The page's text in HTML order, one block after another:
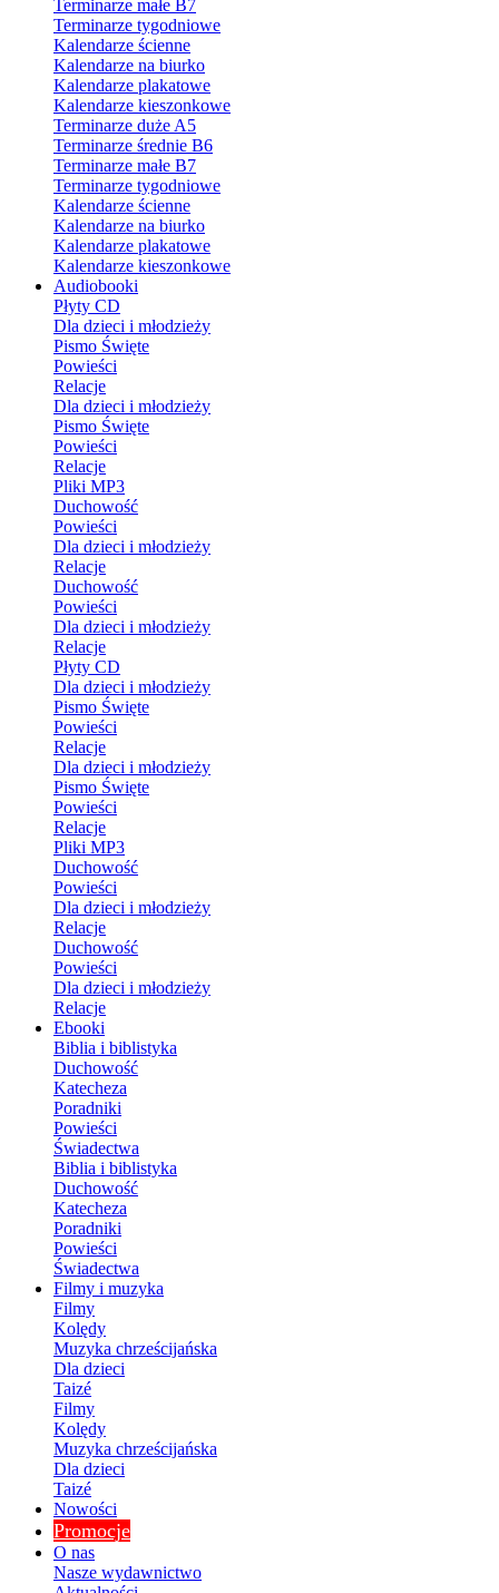
Terminarze małe B7
Terminarze tygodniowe
Kalendarze ścienne
Kalendarze na biurko
Kalendarze plakatowe
Kalendarze kieszonkowe
Terminarze duże A5
Terminarze średnie B6
Terminarze małe B7
Terminarze tygodniowe
Kalendarze ścienne
Kalendarze na biurko
Kalendarze plakatowe
Kalendarze kieszonkowe
Audiobooki
Płyty CD
Dla dzieci i młodzieży
Pismo Święte
Powieści
Relacje
Dla dzieci i młodzieży
Pismo Święte
Powieści
Relacje
Pliki MP3
Duchowość
Powieści
Dla dzieci i młodzieży
Relacje
Duchowość
Powieści
Dla dzieci i młodzieży
Relacje
Płyty CD
Dla dzieci i młodzieży
Pismo Święte
Powieści
Relacje
Dla dzieci i młodzieży
Pismo Święte
Powieści
Relacje
Pliki MP3
Duchowość
Powieści
Dla dzieci i młodzieży
Relacje
Duchowość
Powieści
Dla dzieci i młodzieży
Relacje
Ebooki
Biblia i biblistyka
Duchowość
Katecheza
Poradniki
Powieści
Świadectwa
Biblia i biblistyka
Duchowość
Katecheza
Poradniki
Powieści
Świadectwa
Filmy i muzyka
Filmy
Kolędy
Muzyka chrześcijańska
Dla dzieci
Taizé
Filmy
Kolędy
Muzyka chrześcijańska
Dla dzieci
Taizé
Nowości
Promocje
O nas
Nasze wydawnictwo